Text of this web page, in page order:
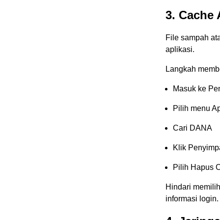
3. Cache
File sampah
aplikasi.
Langkah
Masuk ke
Pilih menu
Cari DANA
Klik
Pilih Hapus
Hindari
informasi login.